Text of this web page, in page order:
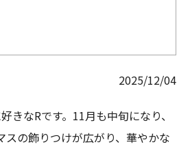
2025/12/04
きなRです。11月も中旬になり、
スの飾りつけが広がり、華やかな